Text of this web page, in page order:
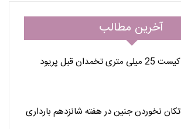
آخرین مطالب
کیست 25 میلی متری تخمدان قبل پریود
تکان نخوردن جنین در هفته شانزدهم بارداری